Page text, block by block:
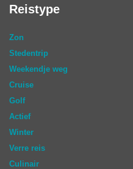
Reistype
Zon
Stedentrip
Weekendje weg
Cruise
Golf
Actief
Winter
Verre reis
Culinair